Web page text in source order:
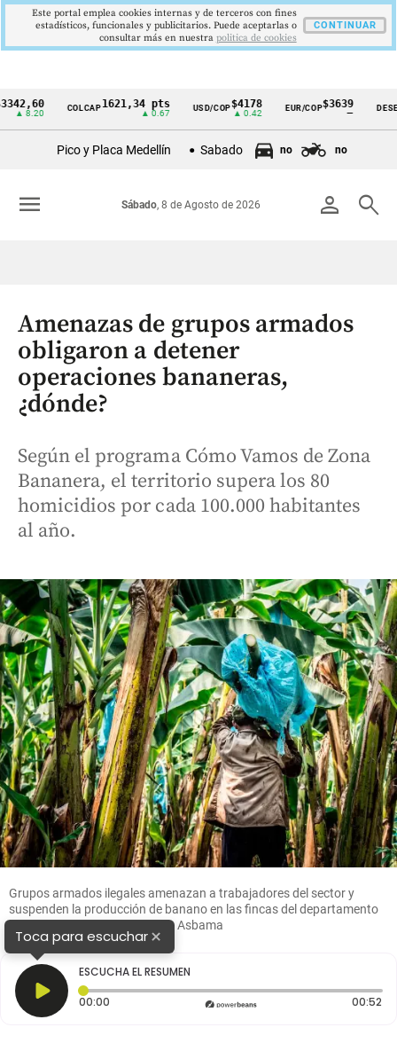
Cintillo
Colombia
COLCAP1621,34 pts USD/COP$4178
▲ 0.42
EUR/COP$3639
—
DESEMPLEO
Pico y Placa Medellín Sabado no no
person search
Sábado, 8 de Agosto de 2026
menu
Amenazas de grupos armados
obligaron a detener
operaciones bananeras,
¿dónde?
Según el programa Cómo Vamos de Zona
Bananera, el territorio supera los 80
homicidios por cada 100.000 habitantes
al año.
Grupos armados ilegales amenazan a trabajadores del sector y
suspenden la producción de banano en las fincas del departamento
del Magdalena. FOTO cortesía Asbama
Toca para escuchar×
ESCUCHA EL RESUMEN
00:00 Tiempo transcurrido: 0 segundos 00:52
Este portal emplea cookies internas y de terceros con fines
estadísticos, funcionales y publicitarios. Puede aceptarlas o
consultar más en nuestra politica de cookies
CONTINUAR